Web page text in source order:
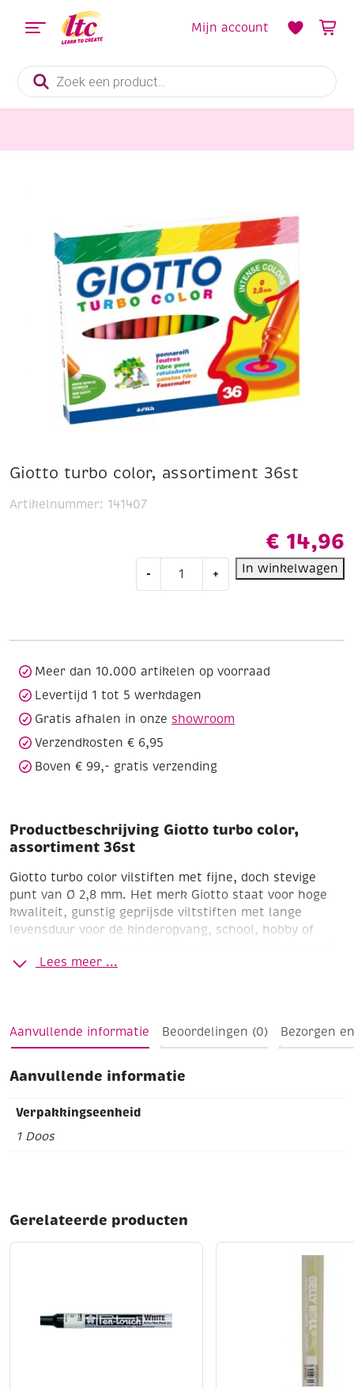
Producten
zoeken
Mijn account
Giotto turbo color, assortiment 36st
€ 14,96
- + In winkelwagen
Artikelnummer: 141407
Meer dan 10.000 artikelen op voorraad
Levertijd 1 tot 5 werkdagen
Gratis afhalen in onze showroom
Verzendkosten € 6,95
Boven € 99,- gratis verzending
Productbeschrijving Giotto turbo color,
assortiment 36st
Giotto turbo color vilstiften met fijne, doch stevige
punt van Ø 2,8 mm. Het merk Giotto staat voor hoge
kwaliteit, gunstig geprijsde viltstiften met lange
levensduur voor de kinderopvang, school, hobby of
ventieldoppen en zijn op basis van af- en uitwasbare
Lees meer ...
Aanvullende informatie Beoordelingen (0) Bezorgen
Aanvullende informatie
Verpakkingseenheid
1 Doos
Gerelateerde producten